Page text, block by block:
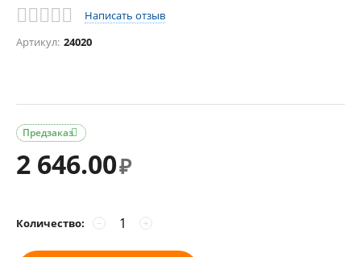
Ножи шеф-повара (поварские)
Написать отзыв
Артикул: 24020

Предзаказ
2 646.00₽
Количество: +
−